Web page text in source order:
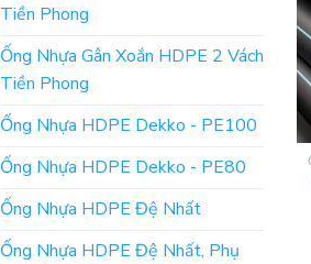
Tiền Phong
Ống Nhựa Gân Xoắn HDPE 2 Vách
Tiền Phong
Ống Nhựa HDPE Dekko - PE100
Ống Nhựa HDPE Dekko - PE80
Ống Nhựa HDPE Đệ Nhất
Ống Nhựa HDPE Đệ Nhất, Phụ